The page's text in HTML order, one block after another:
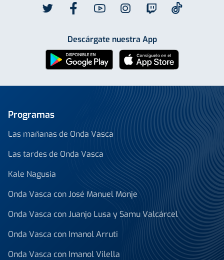
Descárgate nuestra App
Programas
Las mañanas de Onda Vasca
Las tardes de Onda Vasca
Kale Nagusia
Onda Vasca con José Manuel Monje
Onda Vasca con Juanjo Lusa y Samu Valcárcel
Onda Vasca con Imanol Arruti
Onda Vasca con Imanol Vilella